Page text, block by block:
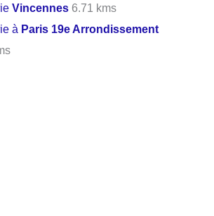
Vincennes 6.71 kms
à Paris 19e Arrondissement